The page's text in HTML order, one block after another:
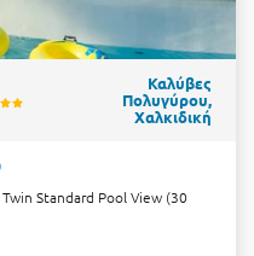
Καλύβες
Πολυγύρου,
Χαλκιδική
Twin Standard Pool View (30